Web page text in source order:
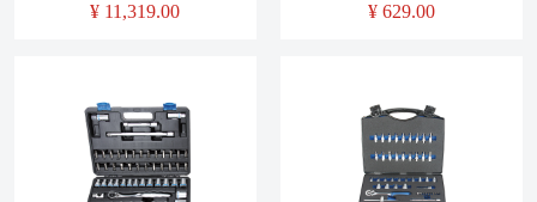
1052×460×1030,RTTS0026（工
¥ 11,319.00 ¥629.00